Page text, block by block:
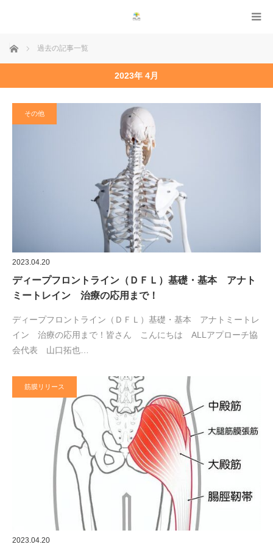
ホーム 過去の記事一覧
2023年 4月
その他
2023.04.20
ディープフロントライン（ＤＦＬ）基礎・基本 アナト
ミートレイン 治療の応用まで！
ディープフロントライン（ＤＦＬ）基礎・基本 アナトミートレ
イン 治療の応用まで！皆さん こんにちは ALLアプローチ協
会代表 山口拓也…
筋膜リリース
2023.04.20